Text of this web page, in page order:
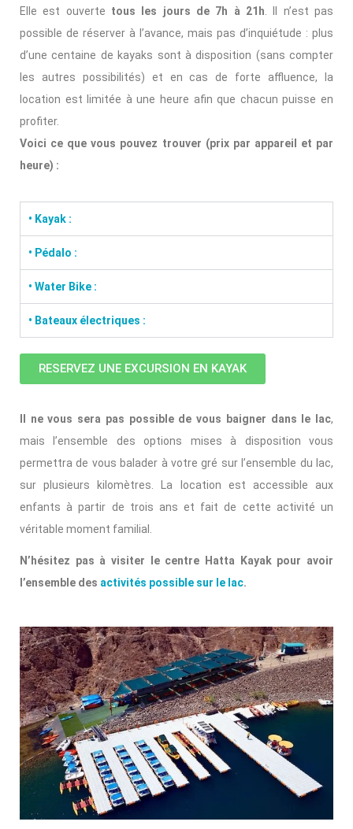
Elle est ouverte tous les jours de 7h à 21h . Il n’est pas
possible de réserver à l’avance, mais pas d’inquiétude : plus
d’une centaine de kayaks sont à disposition (sans compter
les autres possibilités) et en cas de forte affluence, la
location est limitée à une heure afin que chacun puisse en
profiter.
Voici ce que vous pouvez trouver (prix par appareil et par
heure) :
• Kayak :
• Pédalo :
• Water Bike :
• Bateaux électriques :
RESERVEZ UNE EXCURSION EN KAYAK
Il ne vous sera pas possible de vous baigner dans le lac,
mais l’ensemble des options mises à disposition vous
permettra de vous balader à votre gré sur l’ensemble du lac,
sur plusieurs kilomètres. La location est accessible aux
enfants à partir de trois ans et fait de cette activité un
véritable moment familial.
N’hésitez pas à visiter le centre Hatta Kayak pour avoir
l’ensemble des activités possible sur le lac.